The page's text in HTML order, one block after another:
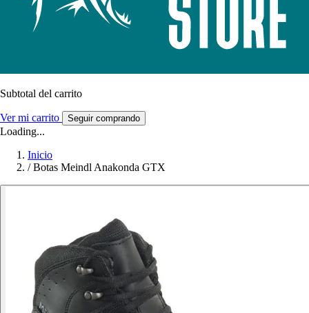
Subtotal del carrito
Ver mi carrito Seguir comprando
Loading...
Inicio
/ Botas Meindl Anakonda GTX